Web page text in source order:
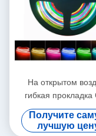
На открытом
гибкая
УДАРА РГБ 12В 24В
ККТ Диммабле
Получите
лучшую